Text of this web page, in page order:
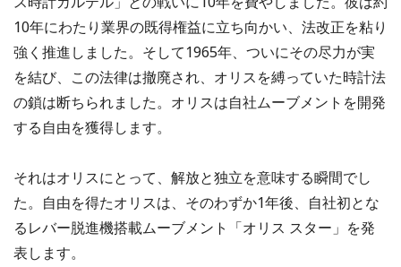
10年にわたり業界の既得権益に立ち向かい、法改正を粘り
強く推進しました。そして1965年、ついにその尽力が実
を結び、この法律は撤廃され、オリスを縛っていた時計法
の鎖は断ちられました。オリスは自社ムーブメントを開発
する自由を獲得します。
それはオリスにとって、解放と独立を意味する瞬間でし
た。自由を得たオリスは、そのわずか1年後、自社初とな
るレバー脱進機搭載ムーブメント「オリス スター」を発
表します。